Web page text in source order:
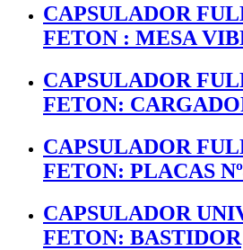
CAPSULADOR
FETON : MESA
CAPSULADOR
FETON:
CAPSULADOR
FETON: PLACAS
CAPSULADOR
FETON: BASTIDOR